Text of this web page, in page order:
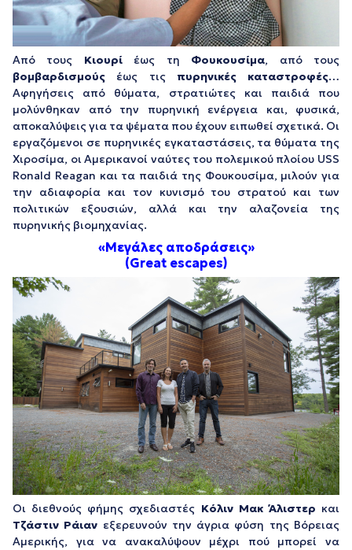
Από τους Κιουρίέως τη Φουκουσίμα, από τους
βομβαρδισμούς έως τις πυρηνικές καταστροφές…
Αφηγήσεις από θύματα, στρατιώτες και παιδιά που
μολύνθηκαν από την πυρηνική ενέργεια και, φυσικά,
αποκαλύψεις για τα ψέματα που έχουν ειπωθεί σχετικά. Οι
εργαζόμενοι σε πυρηνικές εγκαταστάσεις, τα θύματα της
Χιροσίμα, οι Αμερικανοί ναύτες του πολεμικού πλοίου USS
Ronald Reagan και τα παιδιά της Φουκουσίμα, μιλούν για
την αδιαφορία και τον κυνισμό του στρατού και των
πολιτικών εξουσιών, αλλά και την αλαζονεία της
πυρηνικής βιομηχανίας.
«Μεγάλες αποδράσεις»
(Great escapes)
Οι διεθνούς φήμης σχεδιαστές Κόλιν Μακ Άλιστερ και
Τζάστιν Ράιαν εξερευνούν την άγρια φύση της Βόρειας
Αμερικής, για να ανακαλύψουν μέχρι πού μπορεί να